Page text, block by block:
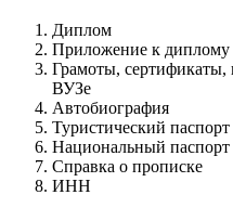
Диплом
Приложение к диплому
Грамоты, сертификаты,
ВУЗе
Автобиография
Туристический паспорт
Национальный паспорт
Справка о прописке
ИНН